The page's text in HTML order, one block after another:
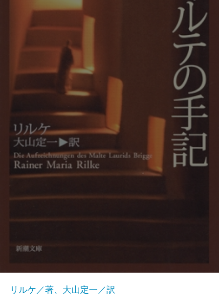
リルケ／著、大山定一／訳